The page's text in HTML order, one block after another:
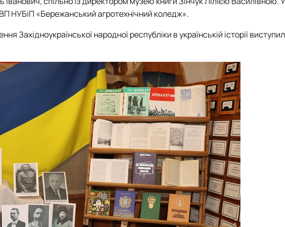
НУБіП «Бережанський агротехнічний коледж».
Західноукраїнської народної республіки в українській історії